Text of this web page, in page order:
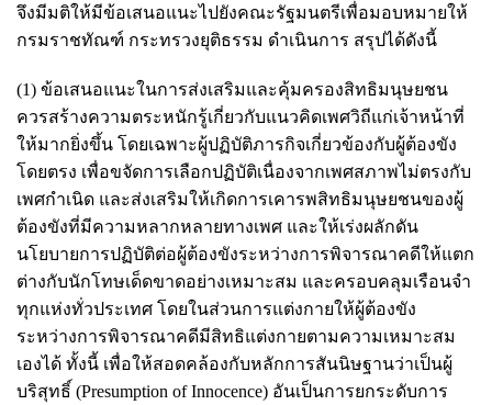
จึงมีมติให้มีข้อเสนอแนะไปยังคณะรัฐมนตรีเพื่อมอบหมายให้
กรมราชทัณฑ์ กระทรวงยุติธรรม ดำเนินการ สรุปได้ดังนี้
(1) ข้อเสนอแนะในการส่งเสริมและคุ้มครองสิทธิมนุษยชน
ควรสร้างความตระหนักรู้เกี่ยวกับแนวคิดเพศวิถีแก่เจ้าหน้าที่
ให้มากยิ่งขึ้น โดยเฉพาะผู้ปฏิบัติภารกิจเกี่ยวข้องกับผู้ต้องขัง
โดยตรง เพื่อขจัดการเลือกปฏิบัติเนื่องจากเพศสภาพไม่ตรงกับ
เพศกำเนิด และส่งเสริมให้เกิดการเคารพสิทธิมนุษยชนของผู้
ต้องขังที่มีความหลากหลายทางเพศ และให้เร่งผลักดัน
นโยบายการปฏิบัติต่อผู้ต้องขังระหว่างการพิจารณาคดีให้แตก
ต่างกับนักโทษเด็ดขาดอย่างเหมาะสม และครอบคลุมเรือนจำ
ทุกแห่งทั่วประเทศ โดยในส่วนการแต่งกายให้ผู้ต้องขัง
ระหว่างการพิจารณาคดีมีสิทธิแต่งกายตามความเหมาะสม
เองได้ ทั้งนี้ เพื่อให้สอดคล้องกับหลักการสันนิษฐานว่าเป็นผู้
บริสุทธิ์ (Presumption of Innocence) อันเป็นการยกระดับการ